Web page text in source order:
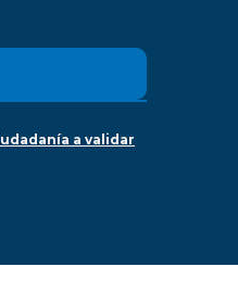
a validar